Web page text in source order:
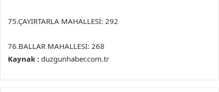
75.ÇAYIRTARLA MAHALLESİ: 292
76.BALLAR MAHALLESİ: 268
Kaynak : duzgunhaber.com.tr